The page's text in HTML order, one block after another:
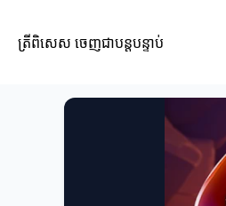
ត្រីពិសេស ចេញជាបន្តបន្ទាប់